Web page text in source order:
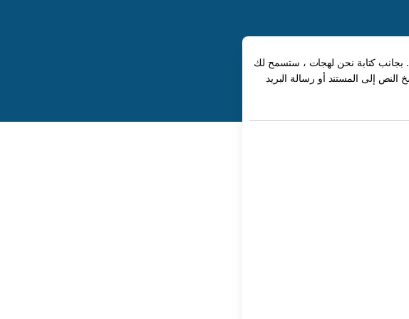
بجانب كتابة نحن لهجات ، ستسمح لك
إلى المستند أو رسالة البريد